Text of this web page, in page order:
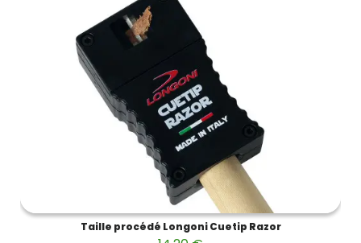
Taille procédé Longoni Cuetip Razor